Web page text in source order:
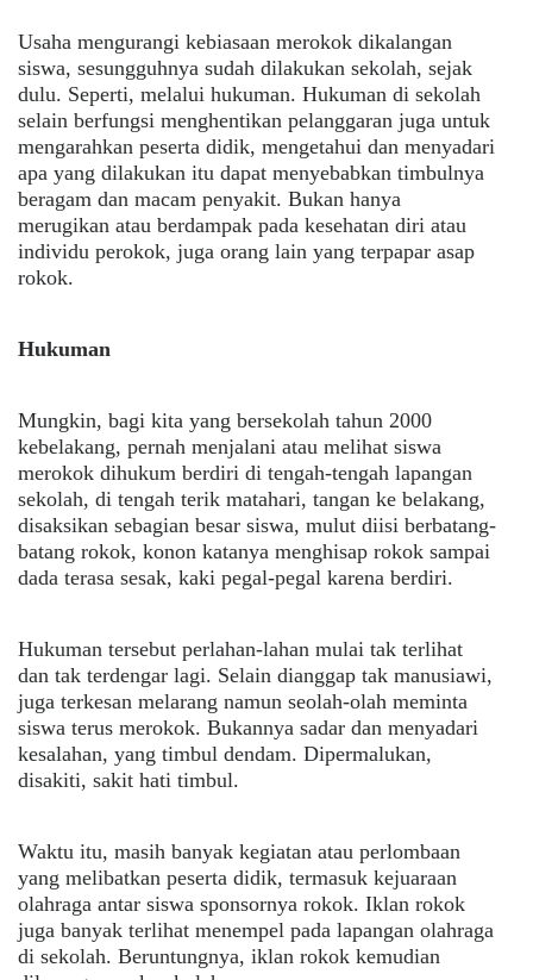
Usaha mengurangi kebiasaan merokok dikalangan
siswa, sesungguhnya sudah dilakukan sekolah, sejak
dulu. Seperti, melalui hukuman. Hukuman di sekolah
selain berfungsi menghentikan pelanggaran juga untuk
mengarahkan peserta didik, mengetahui dan menyadari
apa yang dilakukan itu dapat menyebabkan timbulnya
beragam dan macam penyakit. Bukan hanya
merugikan atau berdampak pada kesehatan diri atau
individu perokok, juga orang lain yang terpapar asap
rokok.
Hukuman
Mungkin, bagi kita yang bersekolah tahun 2000
kebelakang, pernah menjalani atau melihat siswa
merokok dihukum berdiri di tengah-tengah lapangan
sekolah, di tengah terik matahari, tangan ke belakang,
disaksikan sebagian besar siswa, mulut diisi berbatang-
batang rokok, konon katanya menghisap rokok sampai
dada terasa sesak, kaki pegal-pegal karena berdiri.
Hukuman tersebut perlahan-lahan mulai tak terlihat
dan tak terdengar lagi. Selain dianggap tak manusiawi,
juga terkesan melarang namun seolah-olah meminta
siswa terus merokok. Bukannya sadar dan menyadari
kesalahan, yang timbul dendam. Dipermalukan,
disakiti, sakit hati timbul.
Waktu itu, masih banyak kegiatan atau perlombaan
yang melibatkan peserta didik, termasuk kejuaraan
olahraga antar siswa sponsornya rokok. Iklan rokok
juga banyak terlihat menempel pada lapangan olahraga
di sekolah. Beruntungnya, iklan rokok kemudian